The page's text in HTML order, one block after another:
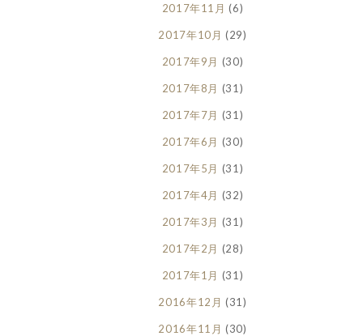
2017年11月 (6)
2017年10月 (29)
2017年9月 (30)
2017年8月 (31)
2017年7月 (31)
2017年6月 (30)
2017年5月 (31)
2017年4月 (32)
2017年3月 (31)
2017年2月 (28)
2017年1月 (31)
2016年12月 (31)
2016年11月 (30)